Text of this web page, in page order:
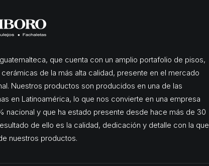
que cuenta con un amplio portafolio de pisos,
de la más alta calidad, presente en el mercado
Nuestros productos son producidos en una de las
en Latinoamérica, lo que nos convierte en una empresa
nacional y que ha estado presente desde hace más de 30
de ello es la calidad, dedicación y detalle con la que
nuestros productos.